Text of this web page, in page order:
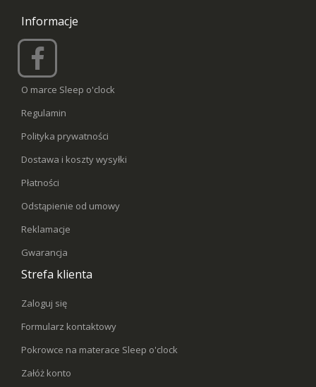
Informacje
O marce Sleep o'clock
Regulamin
Polityka prywatności
Dostawa i koszty wysyłki
Płatności
Odstąpienie od umowy
Reklamacje
Gwarancja
Strefa klienta
Zaloguj się
Formularz kontaktowy
Pokrowce na materace Sleep o'clock
Załóż konto